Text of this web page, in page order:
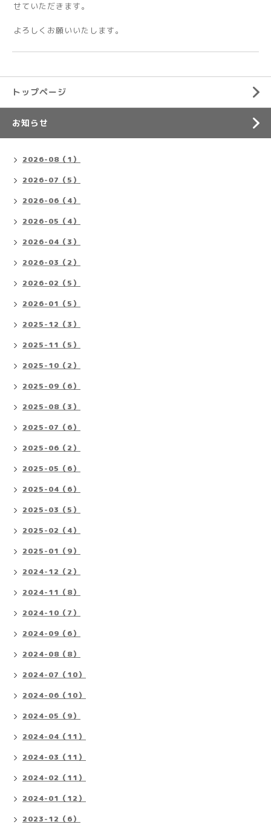
せていただきます。
よろしくお願いいたします。
トップページ
お知らせ
2026-08（1）
2026-07（5）
2026-06（4）
2026-05（4）
2026-04（3）
2026-03（2）
2026-02（5）
2026-01（5）
2025-12（3）
2025-11（5）
2025-10（2）
2025-09（6）
2025-08（3）
2025-07（6）
2025-06（2）
2025-05（6）
2025-04（6）
2025-03（5）
2025-02（4）
2025-01（9）
2024-12（2）
2024-11（8）
2024-10（7）
2024-09（6）
2024-08（8）
2024-07（10）
2024-06（10）
2024-05（9）
2024-04（11）
2024-03（11）
2024-02（11）
2024-01（12）
2023-12（6）